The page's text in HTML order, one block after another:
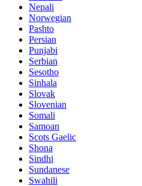
Nepali
Norwegian
Pashto
Persian
Punjabi
Serbian
Sesotho
Sinhala
Slovak
Slovenian
Somali
Samoan
Scots Gaelic
Shona
Sindhi
Sundanese
Swahili